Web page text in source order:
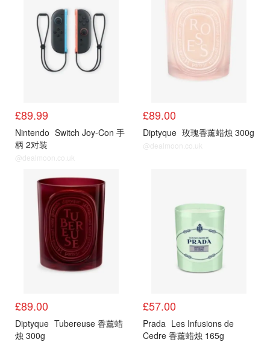
£89.99
Nintendo Switch Joy-Con 手
柄 2对装
@dealmoon.co.uk
£89.00
Diptyque 玫瑰香薰蜡烛 300g
@dealmoon.co.uk
香氛蜡烛
£89.00
Diptyque Tubereuse 香薰蜡
烛 300g
£57.00
Prada Les Infusions de
Cedre 香薰蜡烛 165g